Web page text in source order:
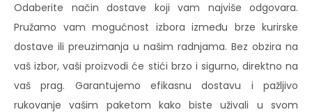
Odaberite način dostave koji vam najviše odgovara.
Pružamo vam mogućnost izbora između brze kurirske
dostave ili preuzimanja u našim radnjama. Bez obzira na
vaš izbor, vaši proizvodi će stići brzo i sigurno, direktno na
vaš prag. Garantujemo efikasnu dostavu i pažljivo
rukovanje vašim paketom kako biste uživali u svom